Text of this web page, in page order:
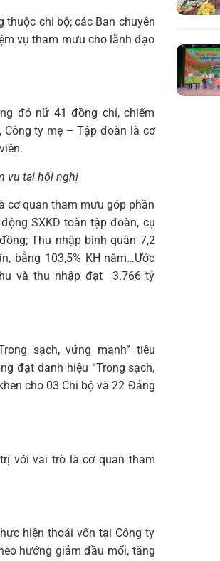
chi bộ; các Ban chuyên
vụ tham mưu cho lãnh đạo
đó nữ 41 đồng chí, chiếm
Công ty mẹ – Tập đoàn là cơ
vụ tại hội nghị
cơ quan tham mưu góp phần
SXKD toàn tập đoàn, cụ
Thu nhập bình quân 7,2
bằng 103,5% KH năm…Ước
và thu nhập đạt 3.766 tỷ
sạch, vững mạnh” tiêu
đạt danh hiệu “Trong sạch,
cho 03 Chi bộ và 22 Đảng
với vai trò là cơ quan tham
hiện thoái vốn tại Công ty
hướng giảm đầu mối, tăng